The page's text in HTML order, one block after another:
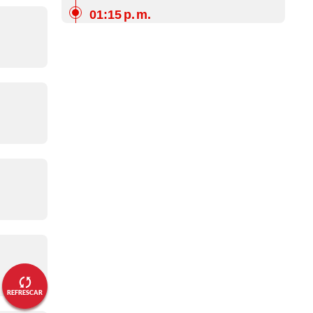
REFRESCAR
01:15 p. m.